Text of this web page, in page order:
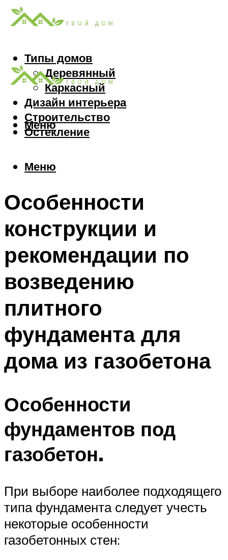
Типы домов
Деревянный
Каркасный
Дизайн интерьера
Строительство
Остекление
Меню
Меню
Особенности
конструкции и
рекомендации по
возведению
плитного
фундамента для
дома из газобетона
Особенности
фундаментов под
газобетон.
При выборе наиболее подходящего
типа фундамента следует учесть
некоторые особенности
газобетонных стен: